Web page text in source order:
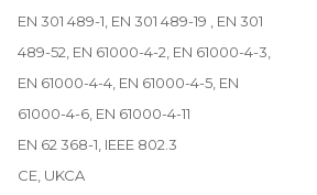
EN 301 489-1, EN 301 489-19 , EN 301
489-52, EN 61000-4-2, EN 61000-4-3,
EN 61000-4-4, EN 61000-4-5, EN
61000-4-6, EN 61000-4-11
EN 62 368-1, IEEE 802.3
CE, UKCA